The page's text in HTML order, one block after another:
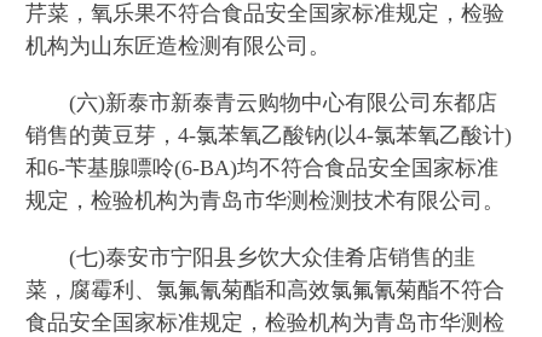
芹菜，氧乐果不符合食品安全国家标准规定，检验
机构为山东匠造检测有限公司。
(六)新泰市新泰青云购物中心有限公司东都店
销售的黄豆芽，4-氯苯氧乙酸钠(以4-氯苯氧乙酸计)
和6-苄基腺嘌呤(6-BA)均不符合食品安全国家标准
规定，检验机构为青岛市华测检测技术有限公司。
(七)泰安市宁阳县乡饮大众佳肴店销售的韭
菜，腐霉利、氯氟氰菊酯和高效氯氟氰菊酯不符合
食品安全国家标准规定，检验机构为青岛市华测检